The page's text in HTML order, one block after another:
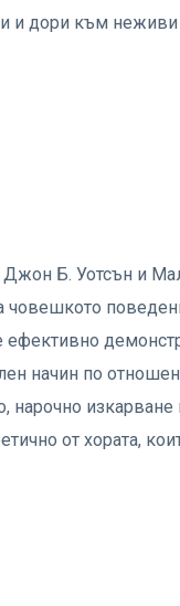
и дори към неживи
Б. Уотсън и
ефективно
начин по
нарочно
от хората,